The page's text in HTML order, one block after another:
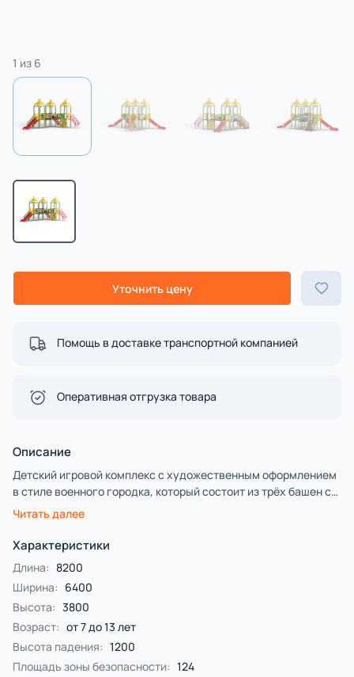
1 из 6
Уточнить цену
Помощь в доставке транспортной компанией
Оперативная отгрузка товара
Описание
Детский игровой комплекс с художественным оформлением
в стиле военного городка, который состоит из трёх башен с
крышами. На первой башне установлена альпинистская
ограждение с вырезом, трап барабан с перекладиной и
установлены горка, фанерное ограждение. На третьей башне
установлена лестница, горка и фанерное ограждение.
Первая и вторая башни соединены прямым мостом с
фанерными перилами, вторая и третья соединены
подвесным мостом.
Читать далее
Характеристики
Длина: 8200
Ширина: 6400
Высота: 3800
Возраст: от 7 до 13 лет
Высота падения: 1200
Площадь зоны безопасности: 124